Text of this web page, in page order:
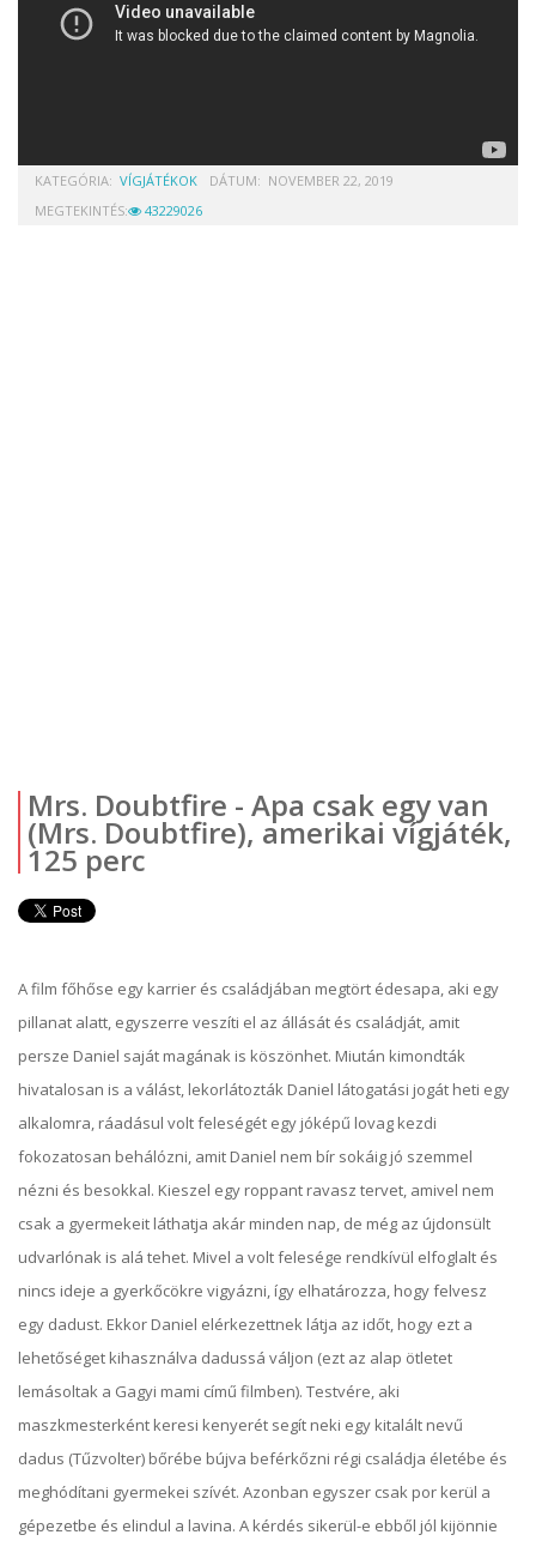
KATEGÓRIA: VÍGJÁTÉKOK DÁTUM: NOVEMBER 22, 2019
MEGTEKINTÉS:
43229026
Mrs. Doubtfire - Apa csak egy van
(Mrs. Doubtfire), amerikai vígjáték,
125 perc
A film főhőse egy karrier és családjában megtört édesapa, aki egy
pillanat alatt, egyszerre veszíti el az állását és családját, amit
persze Daniel saját magának is köszönhet. Miután kimondták
hivatalosan is a válást, lekorlátozták Daniel látogatási jogát heti egy
alkalomra, ráadásul volt feleségét egy jóképű lovag kezdi
fokozatosan behálózni, amit Daniel nem bír sokáig jó szemmel
nézni és besokkal. Kieszel egy roppant ravasz tervet, amivel nem
csak a gyermekeit láthatja akár minden nap, de még az újdonsült
udvarlónak is alá tehet. Mivel a volt felesége rendkívül elfoglalt és
nincs ideje a gyerkőcökre vigyázni, így elhatározza, hogy felvesz
egy dadust. Ekkor Daniel elérkezettnek látja az időt, hogy ezt a
lehetőséget kihasználva dadussá váljon (ezt az alap ötletet
lemásoltak a Gagyi mami című filmben). Testvére, aki
maszkmesterként keresi kenyerét segít neki egy kitalált nevű
dadus (Tűzvolter) bőrébe bújva beférkőzni régi családja életébe és
meghódítani gyermekei szívét. Azonban egyszer csak por kerül a
gépezetbe és elindul a lavina. A kérdés sikerül-e ebből jól kijönnie